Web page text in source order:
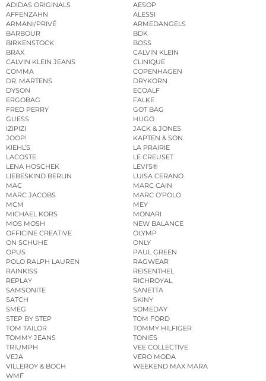
ADIDAS ORIGINALS
AESOP
AFFENZAHN
ALESSI
ARMANI/PRIVÉ
ARMEDANGELS
BARBOUR
BDK
BIRKENSTOCK
BOSS
BRAX
CALVIN KLEIN
CALVIN KLEIN JEANS
CLINIQUE
COMMA
COPENHAGEN
DR. MARTENS
DRYKORN
DYSON
ECOALF
ERGOBAG
FALKE
FRED PERRY
GOT BAG
GUESS
HUGO
IZIPIZI
JACK & JONES
JOOP!
KAPTEN & SON
KIEHL’S
LA PRAIRIE
LACOSTE
LE CREUSET
LENA HOSCHEK
LEVI’S®
LIEBESKIND BERLIN
LUISA CERANO
MAC
MARC CAIN
MARC JACOBS
MARC O’POLO
MCM
MEY
MICHAEL KORS
MONARI
MOS MOSH
NEW BALANCE
OFFICINE CREATIVE
OLYMP
ON SCHUHE
ONLY
OPUS
PAUL GREEN
POLO RALPH LAUREN
RAGWEAR
RAINKISS
REISENTHEL
REPLAY
RICHROYAL
SAMSONITE
SANETTA
SATCH
SKINY
SMEG
SOMEDAY
STEP BY STEP
TOM FORD
TOM TAILOR
TOMMY HILFIGER
TOMMY JEANS
TONIES
TRIUMPH
VEE COLLECTIVE
VEJA
VERO MODA
VILLEROY & BOCH
WEEKEND MAX MARA
WMF